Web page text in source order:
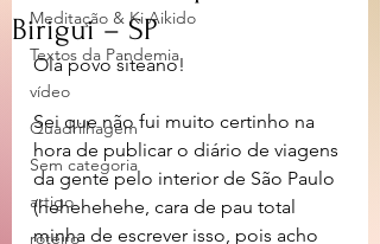
Meditação & Ki Aikido
Textos da Pandemia
vídeo
Quadrilhagem
Sem categoria
artigo
roteiro
Birigui – SP
Olá povo siteano!
Sei que não fui muito certinho na
hora de publicar o diário de viagens
da gente pelo interior de São Paulo
(hehehehehe, cara de pau total
minha de escrever isso, pois acho